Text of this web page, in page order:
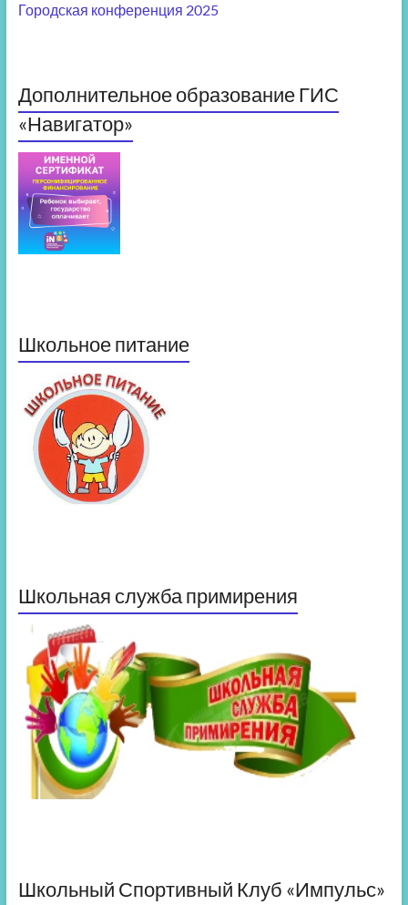
Городская конференция 2025
Дополнительное образование ГИС
«Навигатор»
Школьное питание
Школьная служба примирения
Школьный Спортивный Клуб «Импульс»